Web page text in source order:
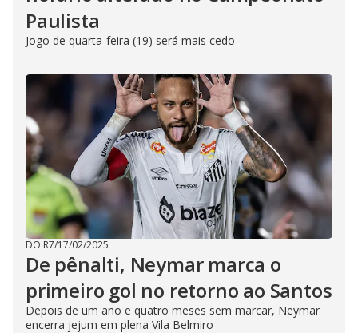
Paulista
Jogo de quarta-feira (19) será mais cedo
DO R7/17/02/2025
De pênalti, Neymar marca o
primeiro gol no retorno ao Santos
Depois de um ano e quatro meses sem marcar, Neymar
encerra jejum em plena Vila Belmiro